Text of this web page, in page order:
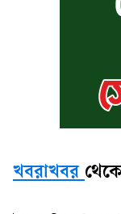
খবরাখবর